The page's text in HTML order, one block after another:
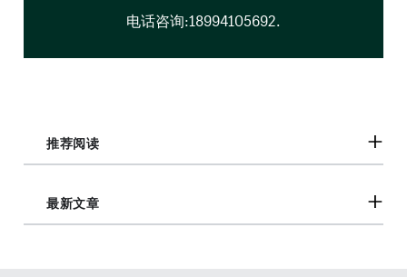
电话咨询:18994105692.
推荐阅读
最新文章